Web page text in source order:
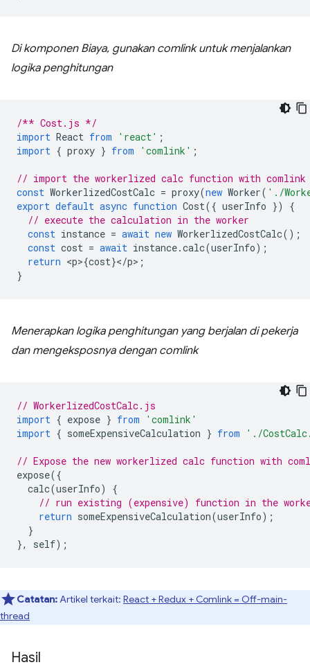
Di komponen Biaya, gunakan comlink untuk menjalankan
logika penghitungan
/** Cost.js */
import React from 'react' ;
import { proxy } from 'comlink' ;
// import the workerlized calc function with comlink
const WorkerlizedCostCalc = proxy(new Worker( './
export default async function Cost({ userInfo })
{
// execute the calculation in the worker
const instance = await new WorkerlizedCostCalc();
const cost = await instance.calc(userInfo);
return <p>{cost}</p> ;
}
Menerapkan logika penghitungan yang berjalan di pekerja
dan mengeksposnya dengan comlink
// WorkerlizedCostCalc.js
import { expose } from
'comlink'
import { someExpensiveCalculation } from './
// Expose the new workerlized calc function with
expose({
calc(userInfo)
{
// run existing (expensive) function in the
return someExpensiveCalculation(userInfo);
}
},
self);
Catatan: Artikel terkait: React + Redux + Comlink = Off-main-
thread
Hasil